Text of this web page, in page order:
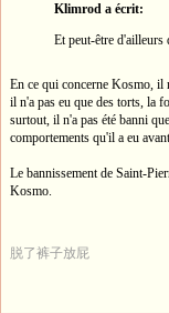
Klimrod a écrit:
Et peut-être d'ailleurs
En ce qui concerne Kosmo, il
il n'a pas eu que des torts, la
surtout, il n'a pas été banni
comportements qu'il a eu
Le bannissement de Saint-
Kosmo.
脱了裤子放屁